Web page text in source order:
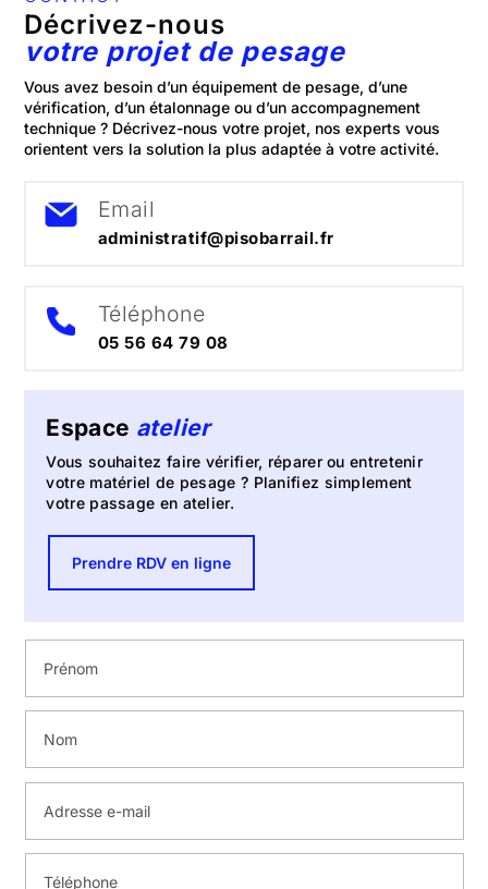
Décrivez-nous
votre projet de pesage
Vous avez besoin d’un équipement de pesage, d’une
vérification, d’un étalonnage ou d’un accompagnement
technique ? Décrivez-nous votre projet, nos experts vous
orientent vers la solution la plus adaptée à votre activité.
Email
administratif@pisobarrail.fr
Téléphone
05 56 64 79 08
Espace atelier
Vous souhaitez faire vérifier, réparer ou entretenir
votre matériel de pesage ? Planifiez simplement
votre passage en atelier.
Prendre RDV en ligne